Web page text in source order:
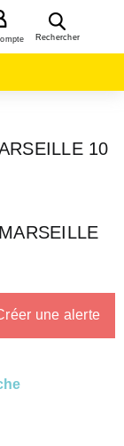
Rechercher
10
une alerte